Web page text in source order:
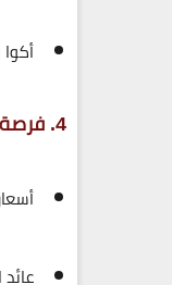
4. فرصة استثمارية مميزة